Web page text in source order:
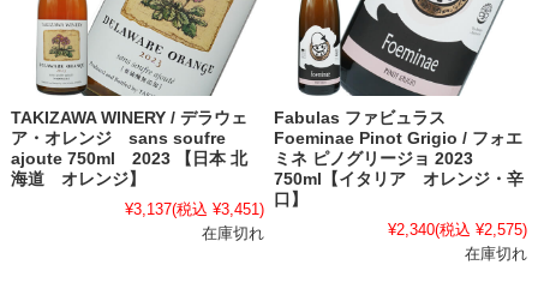
TAKIZAWA WINERY / デラウェ
ア・オレンジ sans soufre
ajoute 750ml 2023 【日本 北
海道 オレンジ】
¥3,137(税込 ¥3,451)
在庫切れ
Fabulas ファビュラス
Foeminae Pinot Grigio / フォエ
ミネ ピノグリージョ 2023
750ml【イタリア オレンジ・辛
口】
¥2,340(税込 ¥2,575)
在庫切れ